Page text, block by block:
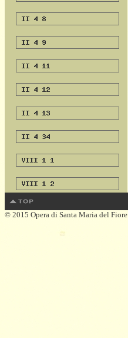
© 2015 Opera di Santa Maria del Fiore